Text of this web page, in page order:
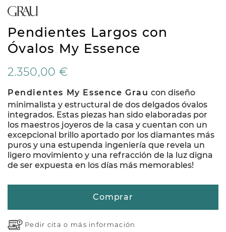
Pendientes Largos con
Óvalos My Essence
2.350,00 €
Pendientes My Essence Grau con diseño
minimalista y estructural de dos delgados óvalos
integrados. Estas piezas han sido elaboradas por
los maestros joyeros de la casa y cuentan con un
excepcional brillo aportado por los diamantes más
puros y una estupenda ingeniería que revela un
ligero movimiento y una refracción de la luz digna
de ser expuesta en los días más memorables!
Comprar
Pedir cita o más información